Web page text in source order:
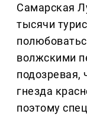
Самарская
тысячи
волжскими
подозревая,
гнезда
поэтому